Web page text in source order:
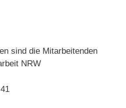
sind die Mitarbeitenden
NRW